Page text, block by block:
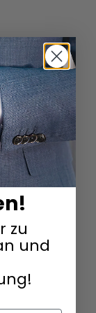
zu
und